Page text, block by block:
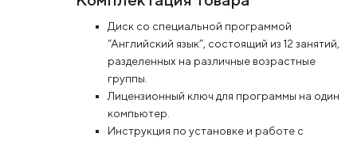
Диск со специальной программой
“Английский язык”, состоящий из 12 занятий,
разделенных на различные возрастные
группы.
Лицензионный ключ для программы на один
компьютер.
Инструкция по установке и работе с